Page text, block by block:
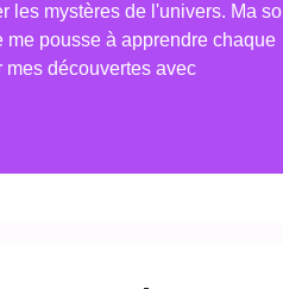
les mystères de l'univers. Ma
me pousse à apprendre chaque
mes découvertes avec